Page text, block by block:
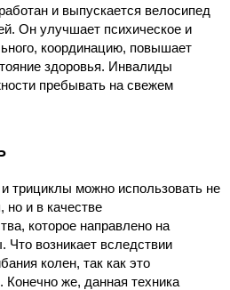
и выпускается велосипед
Он улучшает психическое и
координацию, повышает
здоровья. Инвалиды
пребывать на свежем
трициклы можно использовать не
но и в качестве
которое направлено на
Что возникает вследствии
колен, так как это
Конечно же, данная техника